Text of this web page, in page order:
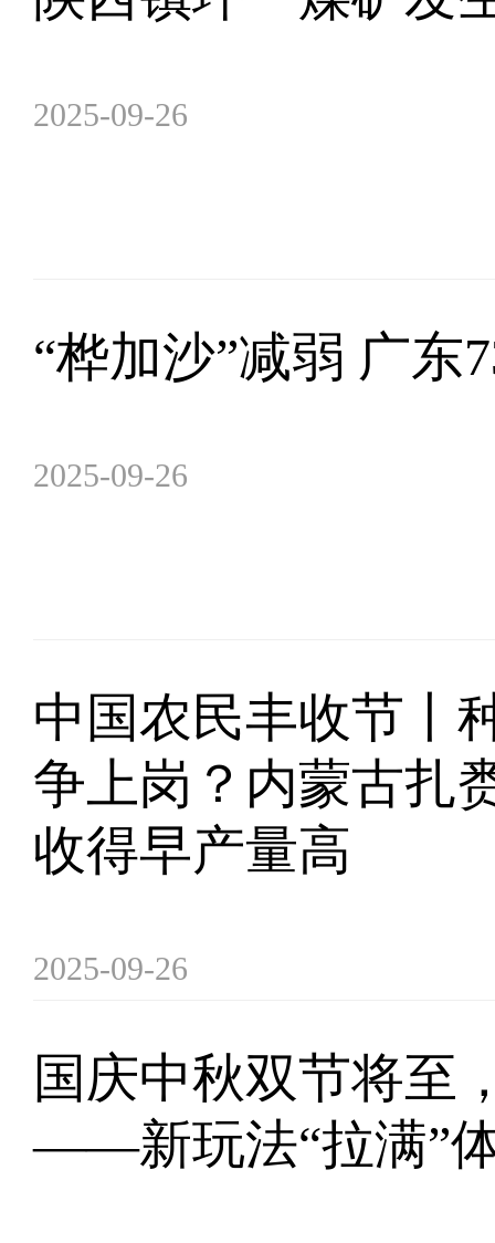
2025-09-26
“桦加沙”减弱 广东
2025-09-26
中国农民丰收节丨
争上岗？内蒙古扎
收得早产量高
2025-09-26
国庆中秋双节将至
——新玩法“拉满”